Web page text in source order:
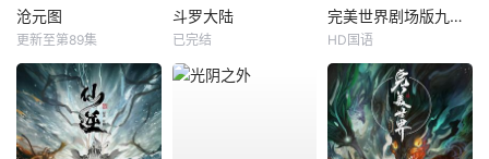
沧元图
更新至第89集
斗罗大陆
已完结
完美世界剧场版九劫焚天
HD国语